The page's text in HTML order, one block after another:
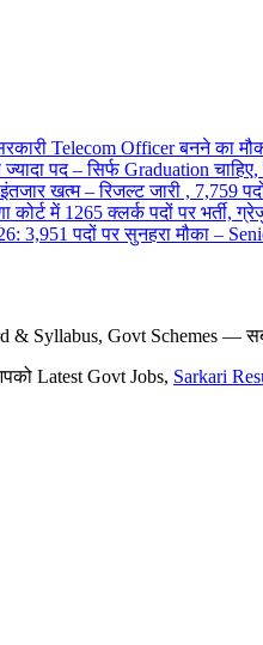
Telecom Officer बनने का
पद – सिर्फ Graduation
खत्म – रिजल्ट जारी , 7,759 पदों
कोर्ट में 1265 क्लर्क पदों पर भर्ती,
3,951 पदों पर सुनहरा मौका –
& Syllabus, Govt Schemes
Latest Govt Jobs, Sarkari